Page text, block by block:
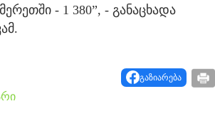
- 1 380”, - განაცხადა
გაზიარება